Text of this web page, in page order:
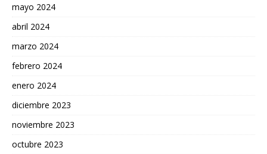
mayo 2024
abril 2024
marzo 2024
febrero 2024
enero 2024
diciembre 2023
noviembre 2023
octubre 2023